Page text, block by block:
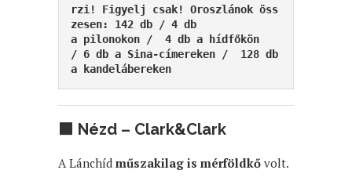
rzi! Figyelj csak! Oroszlánok öss
zesen: 142 db / 4 db
a pilonokon /  4 db a hídfőkön
/ 6 db a Sina-címereken /  128 db
a kandelábereken
🟩 Nézd – Clark&Clark
A Lánchíd műszakilag is mérföldkő volt.